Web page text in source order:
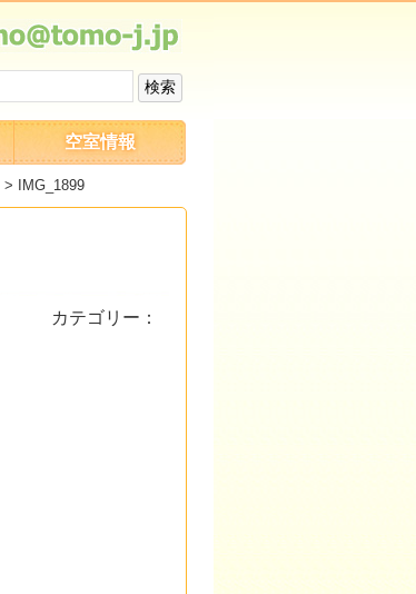
空室情報
> IMG_1899
カテゴリー：